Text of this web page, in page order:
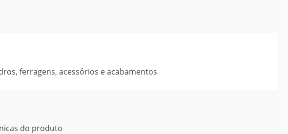
ferragens, acessórios e acabamentos
do produto